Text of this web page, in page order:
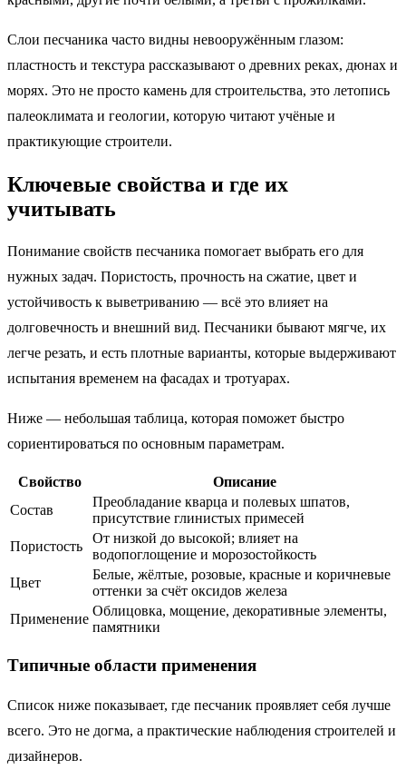
Слои песчаника часто видны невооружённым глазом:
пластность и текстура рассказывают о древних реках, дюнах и
морях. Это не просто камень для строительства, это летопись
палеоклимата и геологии, которую читают учёные и
практикующие строители.
Ключевые свойства и где их
учитывать
Понимание свойств песчаника помогает выбрать его для
нужных задач. Пористость, прочность на сжатие, цвет и
устойчивость к выветриванию — всё это влияет на
долговечность и внешний вид. Песчаники бывают мягче, их
легче резать, и есть плотные варианты, которые выдерживают
испытания временем на фасадах и тротуарах.
Ниже — небольшая таблица, которая поможет быстро
сориентироваться по основным параметрам.
Свойство
Описание
Состав
Преобладание кварца и полевых шпатов,
присутствие глинистых примесей
Пористость
От низкой до высокой; влияет на
водопоглощение и морозостойкость
Цвет
Белые, жёлтые, розовые, красные и коричневые
оттенки за счёт оксидов железа
Применение
Облицовка, мощение, декоративные элементы,
памятники
Типичные области применения
Список ниже показывает, где песчаник проявляет себя лучше
всего. Это не догма, а практические наблюдения строителей и
дизайнеров.